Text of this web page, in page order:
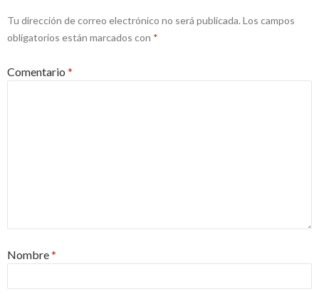
Tu dirección de correo electrónico no será publicada. Los campos
obligatorios están marcados con *
Comentario *
Nombre*